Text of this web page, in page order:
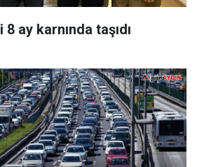
ay karnında taşıdı